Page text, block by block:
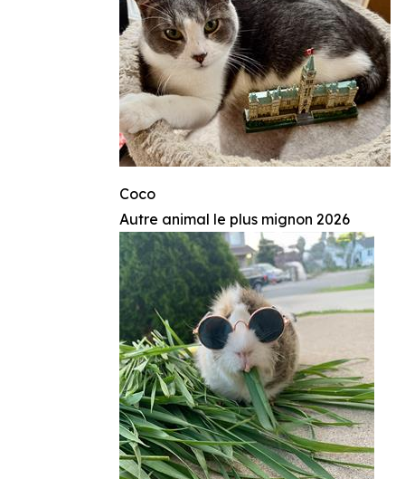
Coco
Autre animal le plus mignon 2026